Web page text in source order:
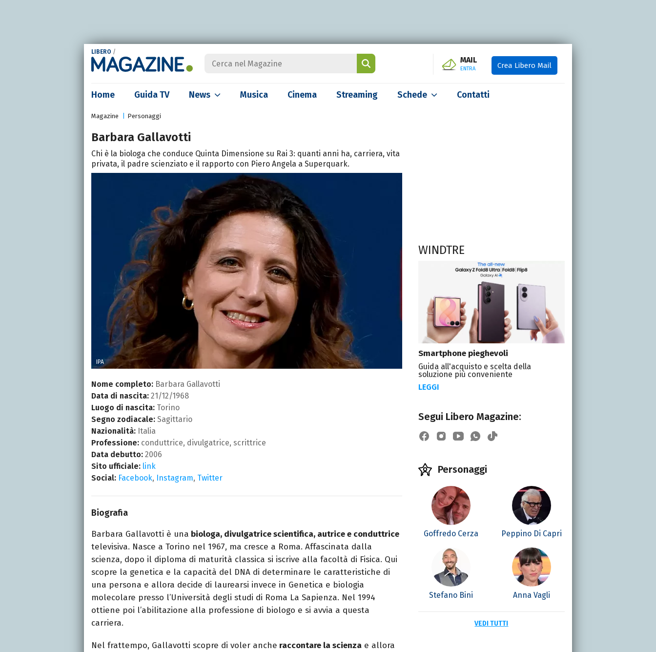
LIBERO /
MAIL
ENTRA Crea Libero Mail
Home Guida TV News Musica Cinema Streaming Schede Contatti
Magazine Personaggi
Barbara Gallavotti
Chi è la biologa che conduce Quinta Dimensione su Rai 3: quanti anni ha, carriera, vita
privata, il padre scienziato e il rapporto con Piero Angela a Superquark.
IPA
Nome completo: Barbara Gallavotti
Data di nascita: 21/12/1968
Luogo di nascita: Torino
Segno zodiacale: Sagittario
Nazionalità: Italia
Professione: conduttrice, divulgatrice, scrittrice
Data debutto: 2006
Sito ufficiale: link
Social: Facebook, Instagram, Twitter
Biografia
Barbara Gallavotti è una biologa, divulgatrice scientifica, autrice e conduttrice
televisiva. Nasce a Torino nel 1967, ma cresce a Roma. Affascinata dalla
scienza, dopo il diploma di maturità classica si iscrive alla facoltà di Fisica. Qui
scopre la genetica e la capacità del DNA di determinare le caratteristiche di
una persona e allora decide di laurearsi invece in Genetica e biologia
molecolare presso l’Università degli studi di Roma La Sapienza. Nel 1994
ottiene poi l’abilitazione alla professione di biologo e si avvia a questa
carriera.
Nel frattempo, Gallavotti scopre di voler anche raccontare la scienza e allora
WINDTRE
Smartphone pieghevoli
Guida all'acquisto e scelta della
soluzione più conveniente
LEGGI
Segui Libero Magazine:
Personaggi
Goffredo Cerza Peppino Di Capri
Stefano Bini Anna Vagli
VEDI TUTTI